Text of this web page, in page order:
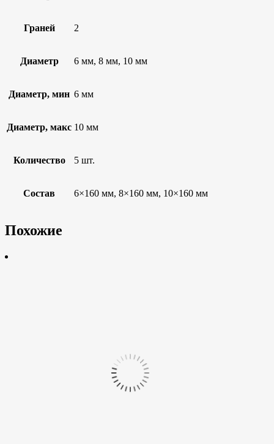
Граней 2
Диаметр 6 мм, 8 мм, 10 мм
Диаметр, мин 6 мм
Диаметр, макс 10 мм
Количество 5 шт.
Состав 6×160 мм, 8×160 мм, 10×160 мм
Похожие